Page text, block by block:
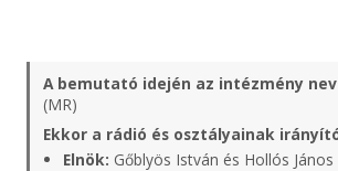
A bemutató idején az intézmény
(MR)
Ekkor a rádió és osztályainak
Elnök: Gőblyös István és Hollós